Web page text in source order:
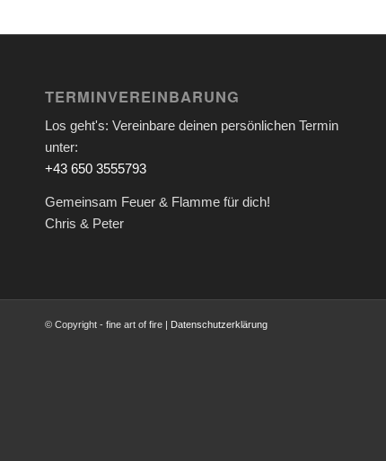
TERMINVEREINBARUNG
Los geht's: Vereinbare deinen persönlichen Termin
unter:
+43 650 3555793
Gemeinsam Feuer & Flamme für dich!
Chris & Peter
© Copyright - fine art of fire | Datenschutzerklärung